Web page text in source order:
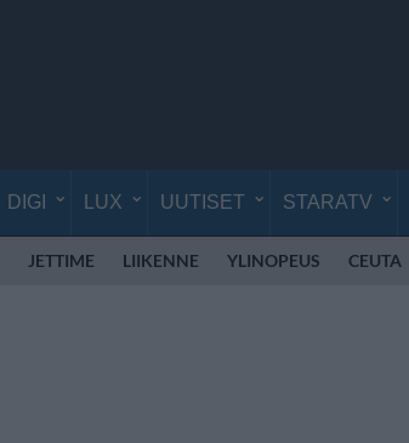
DIGI LUX UUTISET STARATV
JETTIME LIIKENNE YLINOPEUS CEUTA